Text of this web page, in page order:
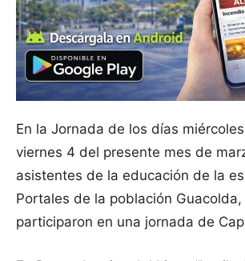
En la Jornada de los días
viernes 4 del presente mes de
asistentes de la educación de la
Portales de la población Guacolda,
participaron en una jornada de